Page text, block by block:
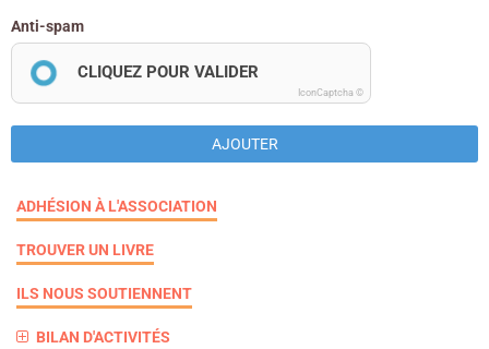
Anti-spam
CLIQUEZ POUR VALIDER
IconCaptcha ©
AJOUTER
ADHÉSION À L'ASSOCIATION
TROUVER UN LIVRE
ILS NOUS SOUTIENNENT
BILAN D'ACTIVITÉS